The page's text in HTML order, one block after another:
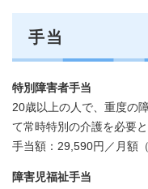
手当
特別障害者手当
20歳以上の人で、重度の
て常時特別の介護を必要
手当額：29,590円／月額
障害児福祉手当